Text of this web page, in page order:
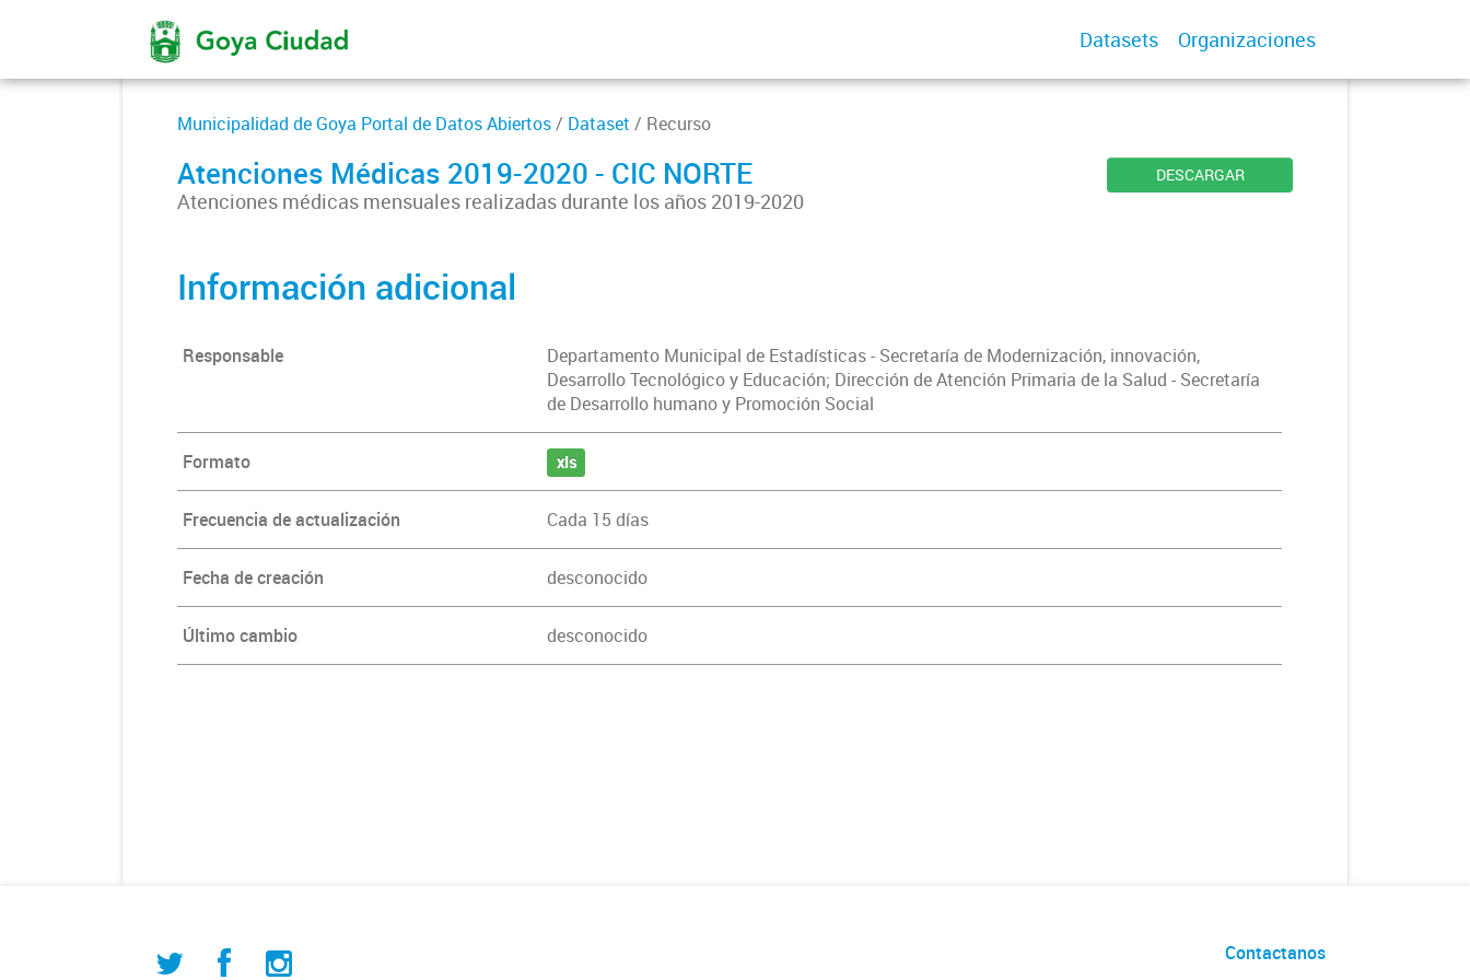
Datasets Organizaciones
Municipalidad de Goya Portal de Datos Abiertos/ Dataset / Recurso
Atenciones Médicas 2019-2020 - CIC NORTE
Atenciones médicas mensuales realizadas durante los años 2019-2020
DESCARGAR
Información adicional
Responsable
Departamento Municipal de Estadísticas - Secretaría de Modernización, innovación,
Desarrollo Tecnológico y Educación; Dirección de Atención Primaria de la Salud - Secretaría
de Desarrollo humano y Promoción Social
Formato xls
Frecuencia de actualización Cada 15 días
Fecha de creación desconocido
Último cambio desconocido
Contactanos